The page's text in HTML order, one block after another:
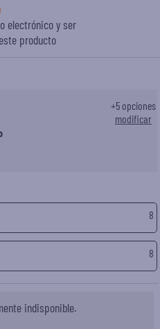
electrónico y ser
producto
+5 opciones
modificar
8
8
indisponible.